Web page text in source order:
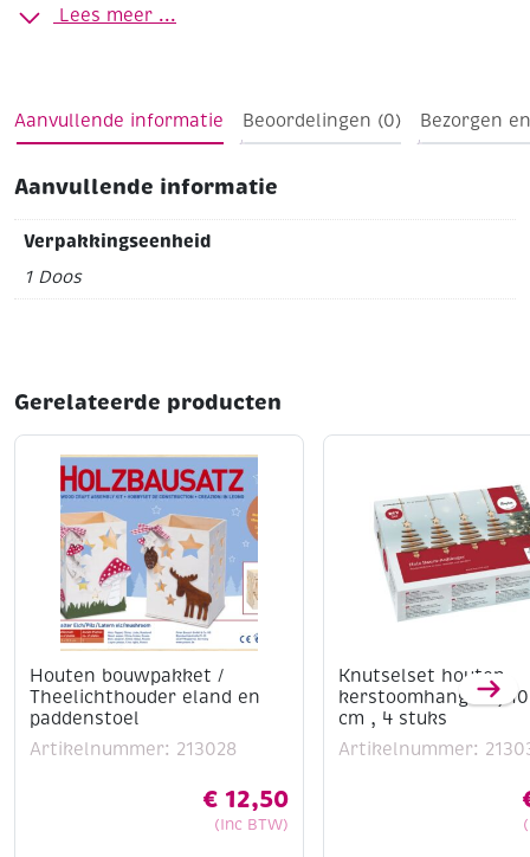
Formaat doos 60 x 40 x 40 cm
Lees meer ...
Aanvullende informatie Beoordelingen (0) Bezorgen
Aanvullende informatie
Verpakkingseenheid
1 Doos
Gerelateerde producten
Houten bouwpakket /
Theelichthouder eland en
paddenstoel
Artikelnummer: 213028
€ 12,50
(Inc BTW)
Knutselset houten
kerstoomhangers,
cm , 4 stuks
Artikelnummer: